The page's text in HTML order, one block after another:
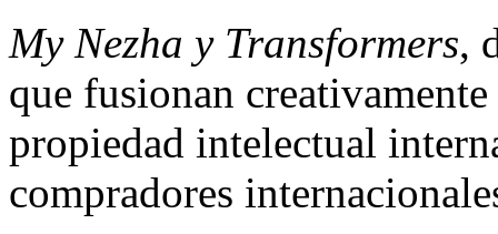
My Nezha y Transformers,
que fusionan
propiedad intelectual
compradores